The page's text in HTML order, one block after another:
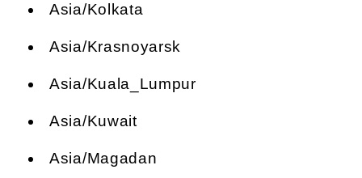
Asia/Kolkata
Asia/Krasnoyarsk
Asia/Kuala_Lumpur
Asia/Kuwait
Asia/Magadan